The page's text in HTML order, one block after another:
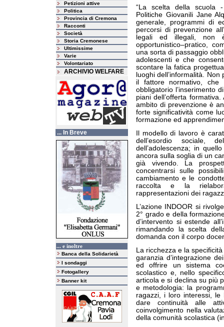
Petizioni attive
Politica
Provincia di Cremona
Racconti
Società
Storia Cremonese
Ultimissime
Varie
Volontariato
ARCHIVIO WELFARE
... In Breve
... e inoltre
Banca della Solidarietà
I sondaggi
Fotogallery
Banner kit
“La scelta della scuola
Politiche Giovanili Jane
generale, programmi di
percorsi di prevenzione
legali ed illegali, non
opportunistico–pratico,
una sorta di passaggio
adolescenti e che
scontare la fatica
luoghi dell’informalità.
il fattore normativo,
obbligatorio l’inserimento
piani dell’offerta
ambito di prevenzione è
forte significatività come
formazione ed
Il modello di lavoro è
dell’esordio sociale,
dell’adolescenza; in
ancora sulla soglia di un
già vivendo. La
concentrarsi sulle
cambiamento e le
raccolta e la
rappresentazioni dei
L’azione INDOOR si
2° grado e della
d’intervento si estende
rimandando la scelta
domanda con il corpo
La ricchezza e la
garanzia d’integrazione
ed offrire un sistema
scolastico e, nello
articola e si declina su più
e metodologia: la
ragazzi, i loro interessi,
dare continuità alle
coinvolgimento nella
della comunità scolastica